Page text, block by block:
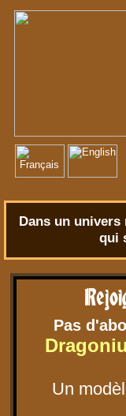
Dans un univers
qui
Pas
Un